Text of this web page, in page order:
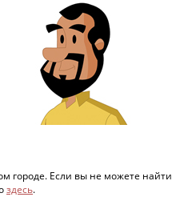
городе. Если вы не можете найти
здесь.